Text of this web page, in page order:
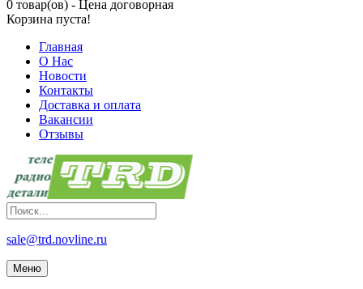
0 товар(ов) - Цена договорная
Корзина пуста!
Главная
О Нас
Новости
Контакты
Доставка и оплата
Вакансии
Отзывы
sale@trd.novline.ru
Меню